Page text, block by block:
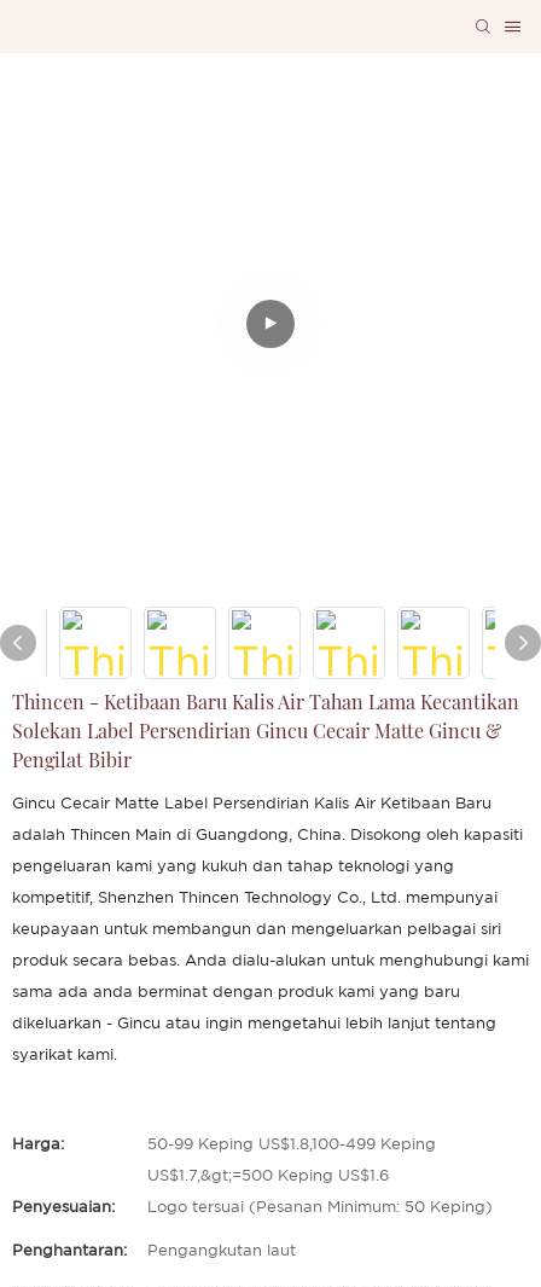
Thincen - Ketibaan Baru Kalis Air Tahan Lama Kecantikan
Solekan Label Persendirian Gincu Cecair Matte Gincu &
Pengilat Bibir
Gincu Cecair Matte Label Persendirian Kalis Air Ketibaan Baru
adalah Thincen Main di Guangdong, China. Disokong oleh kapasiti
pengeluaran kami yang kukuh dan tahap teknologi yang
kompetitif, Shenzhen Thincen Technology Co., Ltd. mempunyai
keupayaan untuk membangun dan mengeluarkan pelbagai siri
produk secara bebas. Anda dialu-alukan untuk menghubungi kami
sama ada anda berminat dengan produk kami yang baru
dikeluarkan - Gincu atau ingin mengetahui lebih lanjut tentang
syarikat kami.
Harga: 50-99 Keping US$1.8,100-499 Keping
US$1.7,&gt;=500 Keping US$1.6
Penyesuaian: Logo tersuai (Pesanan Minimum: 50 Keping)
Penghantaran: Pengangkutan laut